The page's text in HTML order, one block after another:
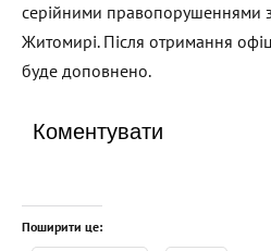
серійними правопорушеннями
Житомирі. Після отримання
буде доповнено.
Коментувати
Поширити це: